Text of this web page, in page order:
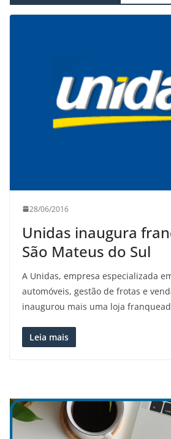
28/06/2016
Unidas inaugura
São Mateus do Sul
A Unidas, empresa especializada
automóveis, gestão de frotas e
inaugurou mais uma loja
Leia mais